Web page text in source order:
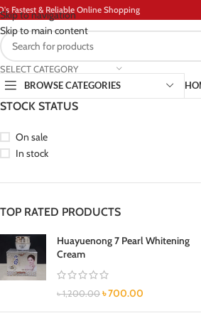
Skip to navigation
Skip to main content
Fastest & Reliable Online Shopping
SELECT CATEGORY
BROWSE CATEGORIES
STOCK STATUS
On sale
In stock
TOP RATED PRODUCTS
Huayuenong 7 Pearl Whitening
Cream
৳1,200.00 ৳700.00